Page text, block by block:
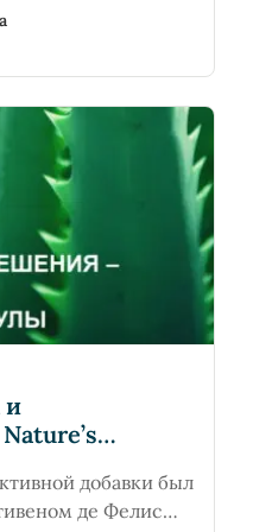
50 лет.
и
добавки был
де Фелис